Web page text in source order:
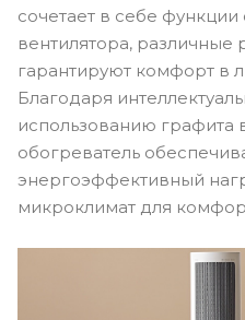
сочетает в себе
вентилятора,
гарантируют комфорт в
Благодаря
использованию графита
обогреватель
энергоэффективный
микроклимат для